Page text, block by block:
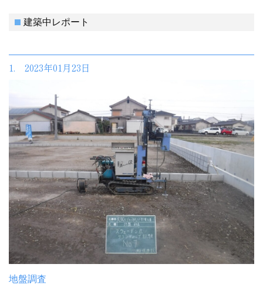
建築中レポート
1. 2023年01月23日
地盤調査